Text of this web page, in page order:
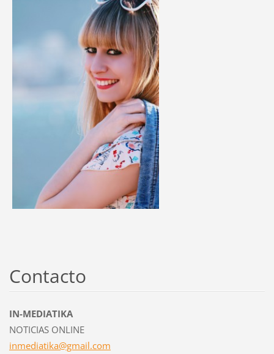
Contacto
IN-MEDIATIKA
NOTICIAS ONLINE
inmediatika@gmail.com